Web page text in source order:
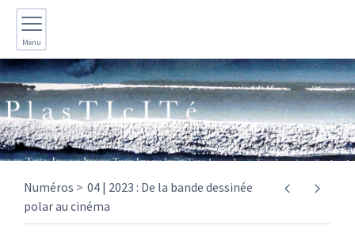
Menu
Numéros
04 | 2023 : De la bande dessinée
polar au cinéma